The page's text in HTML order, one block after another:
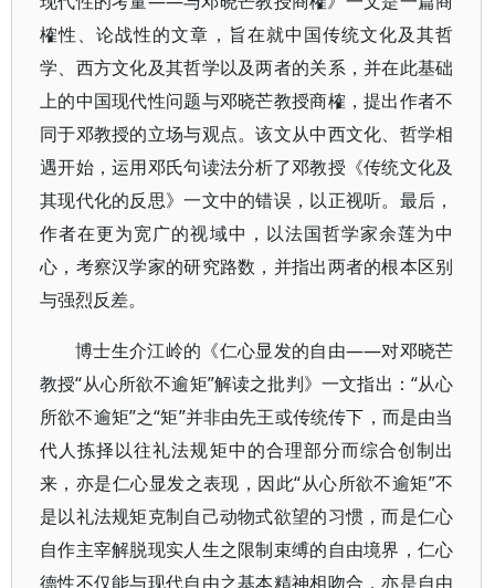
榷性、论战性的文章，旨在就中国传统文化及其哲
学、西方文化及其哲学以及两者的关系，并在此基础
上的中国现代性问题与邓晓芒教授商榷，提出作者不
同于邓教授的立场与观点。该文从中西文化、哲学相
遇开始，运用邓氏句读法分析了邓教授《传统文化及
其现代化的反思》一文中的错误，以正视听。最后，
作者在更为宽广的视域中，以法国哲学家余莲为中
心，考察汉学家的研究路数，并指出两者的根本区别
与强烈反差。
博士生介江岭的《仁心显发的自由——对邓晓芒
教授“从心所欲不逾矩”解读之批判》一文指出：“从心
所欲不逾矩”之“矩”并非由先王或传统传下，而是由当
代人拣择以往礼法规矩中的合理部分而综合创制出
来，亦是仁心显发之表现，因此“从心所欲不逾矩”不
是以礼法规矩克制自己动物式欲望的习惯，而是仁心
自作主宰解脱现实人生之限制束缚的自由境界，仁心
德性不仅能与现代自由之基本精神相吻合，亦是自由